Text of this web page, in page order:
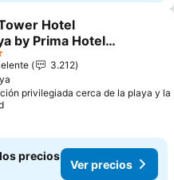
a favoritos
Hotel
by Prima Hotels -
Plus
3.212
privilegiada cerca de la playa y la
precios
Ver precios